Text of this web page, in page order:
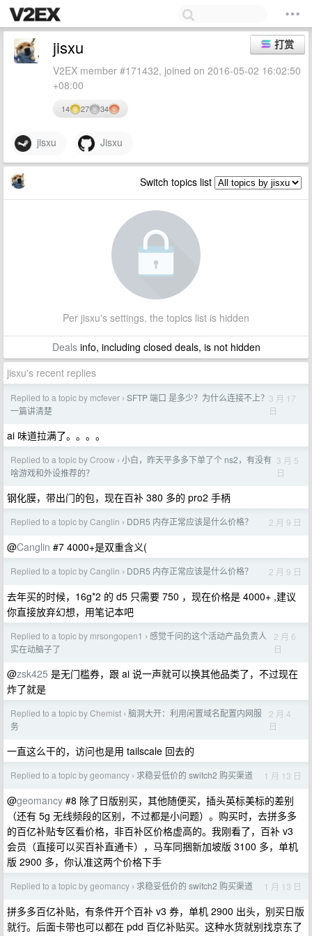
打赏
jisxu
V2EX member #171432, joined on 2016-05-02 16:02:50
+08:00
14 27 34
jisxu Jisxu
Switch topics list
Per jisxu's settings, the topics list is hidden
Dealsinfo, including closed deals, is not hidden
jisxu's recent replies
Replied to a topic by mcfever › SFTP 端口 是多少？为什么连接不上？
一篇讲清楚
3 月 17
日
ai 味道拉满了。。。。
Replied to a topic by Croow › 小白，昨天平多多下单了个 ns2，有没有
啥游戏和外设推荐的？
3 月 5
日
钢化膜，带出门的包，现在百补 380 多的 pro2 手柄
Replied to a topic by Canglin › DDR5 内存正常应该是什么价格？ 2 月 9 日
@Canglin #7 4000+是双重含义(
Replied to a topic by Canglin › DDR5 内存正常应该是什么价格？ 2 月 9 日
去年买的时候，16g*2 的 d5 只需要 750 ，现在价格是 4000+ ,建议
你直接放弃幻想，用笔记本吧
Replied to a topic by mrsongopen1 › 感觉千问的这个活动产品负责人
实在动脑子了
2 月 6
日
@zsk425 是无门槛券，跟 ai 说一声就可以换其他品类了，不过现在
炸了就是
Replied to a topic by Chemist › 脑洞大开：利用闲置域名配置内网服
务
2 月 4
日
一直这么干的，访问也是用 tailscale 回去的
Replied to a topic by geomancy › 求稳妥低价的 switch2 购买渠道 1 月 13 日
@geomancy #8 除了日版别买，其他随便买，插头英标美标的差别
（还有 5g 无线频段的区别，不过都是小问题）。购买时，去拼多多
的百亿补贴专区看价格，非百补区价格虚高的。我刚看了，百补 v3
会员（直接可以买百补直通卡），马车同捆新加坡版 3100 多，单机
版 2900 多，你认准这两个价格下手
Replied to a topic by geomancy › 求稳妥低价的 switch2 购买渠道 1 月 13 日
拼多多百亿补贴，有条件开个百补 v3 券，单机 2900 出头，别买日版
就行。后面卡带也可以都在 pdd 百亿补贴买。这种水货就别找京东了